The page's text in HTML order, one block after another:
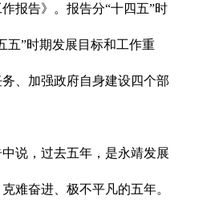
报告》。报告分“十四五”时
五”时期发展目标和工作重
务、加强政府自身建设四个部
说，过去五年，是永靖发展
难奋进、极不平凡的五年。